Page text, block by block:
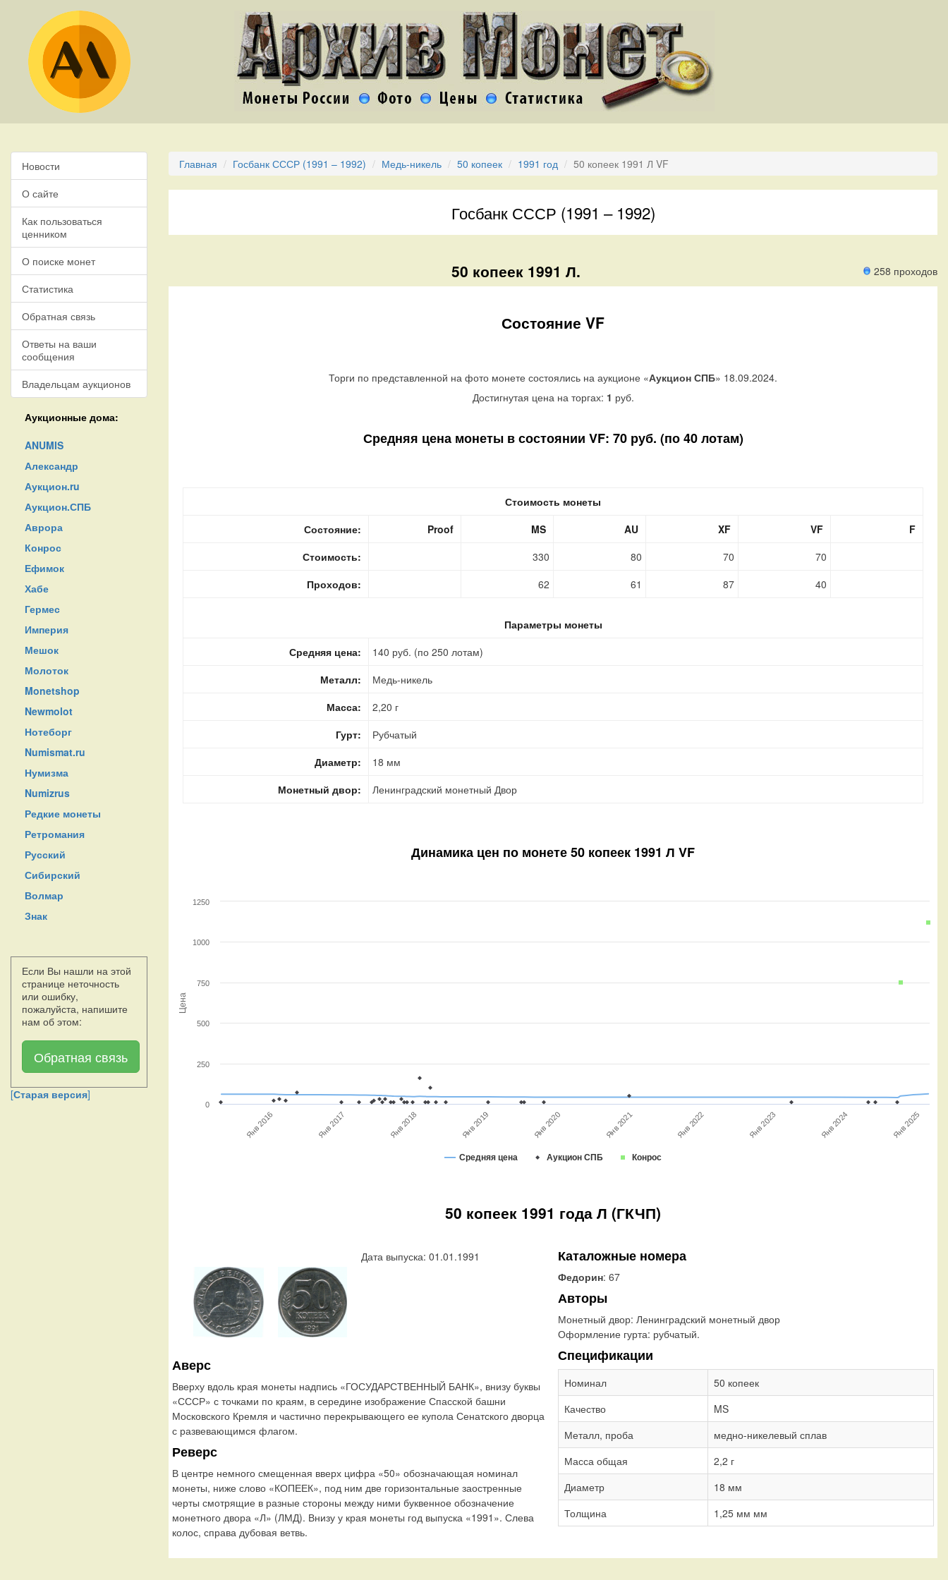
Новости
О сайте
Как пользоваться
ценником
О поиске монет
Статистика
Обратная связь
Ответы на ваши
сообщения
Владельцам аукционов
Аукционные дома:
ANUMIS
Александр
Аукцион.ru
Аукцион.СПБ
Аврора
Конрос
Ефимок
Хабе
Гермес
Империя
Мешок
Молоток
Monetshop
Newmolot
Нотеборг
Numismat.ru
Нумизма
Numizrus
Редкие монеты
Ретромания
Русский
Сибирский
Волмар
Знак
Если Вы нашли на этой
странице неточность
или ошибку,
пожалуйста, напишите
нам об этом:
Обратная связь
[Старая версия]
Главная Госбанк СССР (1991 – 1992) Медь-никель 50 копеек 1991 год 50 копеек 1991 Л VF
Госбанк СССР (1991 – 1992)
258 проходов
50 копеек 1991 Л.
Состояние VF
Торги по представленной на фото монете состоялись на аукционе «Аукцион СПБ» 18.09.2024.
Достигнутая цена на торгах: 1 руб.
Средняя цена монеты в состоянии VF: 70 руб. (по 40 лотам)
Стоимость монеты
Состояние:
Proof MS AU XF VF
F
Стоимость:
330 80 70
70
Проходов:
62 61 87 40
Параметры монеты
Средняя цена:
140 руб. (по 250 лотам)
Металл:
Медь-никель
Масса:
2,20 г
Гурт:
Рубчатый
Диаметр:
18 мм
Монетный двор:
Ленинградский монетный Двор
Динамика цен по монете50 копеек 1991 Л VF
Цена
Средняя цена Аукцион СПБ Конрос
Янв 2016 Янв 2017 Янв 2018 Янв 2019 Янв 2020 Янв 2021 Янв 2022 Янв 2023 Янв 2024 Янв 2025
0
250
500
750
1000
1250
50 копеек 1991 года Л (ГКЧП)
Дата выпуска: 01.01.1991
Аверс
Вверху вдоль края монеты надпись «ГОСУДАРСТВЕННЫЙ БАНК», внизу буквы
«СССР» с точками по краям, в середине изображение Спасской башни
Московского Кремля и частично перекрывающего ее купола Сенатского дворца
с развевающимся флагом.
Реверс
В центре немного смещенная вверх цифра «50» обозначающая номинал
монеты, ниже слово «КОПЕЕК», под ним две горизонтальные заостренные
черты смотрящие в разные стороны между ними буквенное обозначение
монетного двора «Л» (ЛМД). Внизу у края монеты год выпуска «1991». Слева
колос, справа дубовая ветвь.
Каталожные номера
Федорин: 67
Авторы
Монетный двор: Ленинградский монетный двор
Оформление гурта: рубчатый.
Спецификации
Номинал
50 копеек
Качество
MS
Металл, проба
медно-никелевый сплав
Масса общая
2,2 г
Диаметр
18 мм
Толщина
1,25 мм мм